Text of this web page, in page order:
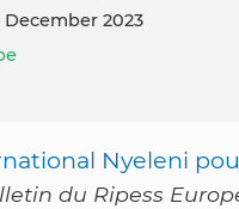
December 2023
Nyeleni
du Ripess